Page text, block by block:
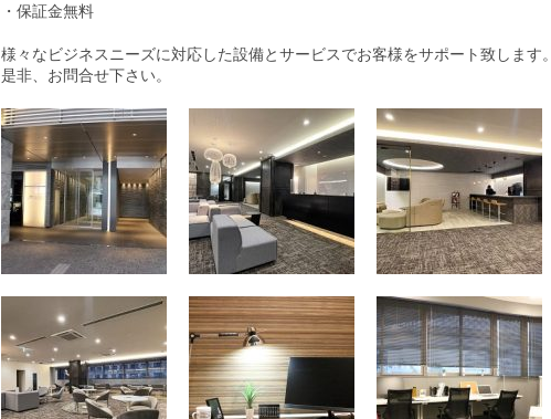
・保証金無料
様々なビジネスニーズに対応した設備とサービスでお客様をサポート致します。
是非、お問合せ下さい。